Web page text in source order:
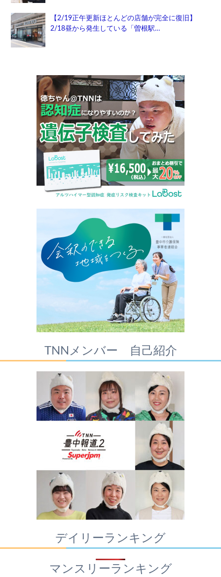
【2/19正午更新ほとんどの店舗が完全に復旧】
2/18昼から発生している「曽根駅…
TNNメンバー 自己紹介
デイリーランキング
マンスリーランキング